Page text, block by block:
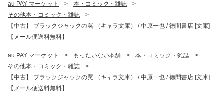
au PAY マーケット > 本・コミック・雑誌
>
その他本・コミック・雑誌
>
【中古】 ブラックジャックの罠 （キャラ文庫） / 中原一也 / 徳間書店 [文庫]
【メール便送料無料】
au PAY マーケット > もったいない本舗 > 本・コミック・雑誌
>
その他本・コミック・雑誌
>
【中古】 ブラックジャックの罠 （キャラ文庫） / 中原一也 / 徳間書店 [文庫]
【メール便送料無料】